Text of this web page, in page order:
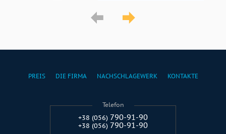
PREIS DIE FIRMA NACHSCHLAGEWERK KONTAKTE
Telefon
+38 (056) 790-91-90
+38 (056) 790-91-90